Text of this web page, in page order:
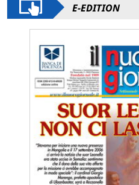
E-EDITION